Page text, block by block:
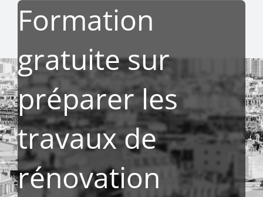
Formation
gratuite sur
préparer les
travaux de
rénovation